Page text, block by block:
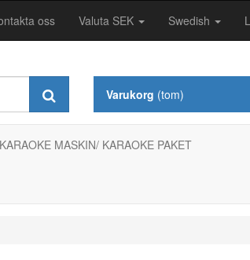
oss Valuta SEK Swedish
Varukorg (tom)
KARAOKE MASKIN/ KARAOKE PAKET